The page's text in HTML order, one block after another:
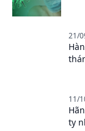
21/
11/
ty